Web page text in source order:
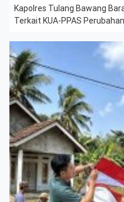
Kapolres Tulang Bawang
Terkait KUA-PPAS